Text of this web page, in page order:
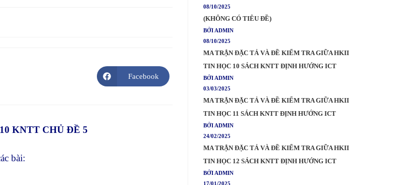
Opens
in
Facebook
KNTT CHỦ ĐỀ 5
bài:
08/10/2025
(KHÔNG CÓ TIÊU ĐỀ)
BỞI ADMIN
08/10/2025
MA TRẬN ĐẶC TẢ VÀ ĐỀ KIỂM TRA GIỮA HKII
TIN HỌC 10 SÁCH KNTT ĐỊNH HƯỚNG ICT
BỞI ADMIN
03/03/2025
MA TRẬN ĐẶC TẢ VÀ ĐỀ KIỂM TRA GIỮA HKII
TIN HỌC 11 SÁCH KNTT ĐỊNH HƯỚNG ICT
BỞI ADMIN
24/02/2025
MA TRẬN ĐẶC TẢ VÀ ĐỀ KIỂM TRA GIỮA HKII
TIN HỌC 12 SÁCH KNTT ĐỊNH HƯỚNG ICT
BỞI ADMIN
17/01/2025